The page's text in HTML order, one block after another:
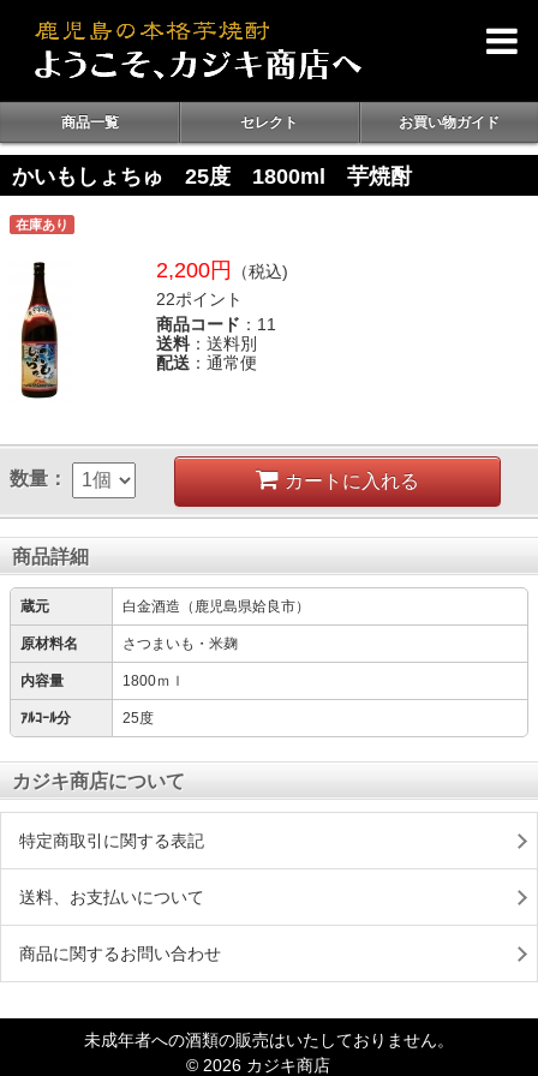
商品一覧 セレクト お買い物ガイド
かいもしょちゅ 25度 1800ml 芋焼酎
在庫あり
2,200円
（税込)
22ポイント
商品コード ：11
送料 ：送料別
配送 ：通常便
数量： カートに入れる
商品詳細
蔵元 白金酒造（鹿児島県姶良市）
原材料名 さつまいも・米麹
内容量 1800ｍｌ
ｱﾙｺｰﾙ分 25度
カジキ商店について
特定商取引に関する表記
送料、お支払いについて
商品に関するお問い合わせ
未成年者への酒類の販売はいたしておりません。
© 2026 カジキ商店